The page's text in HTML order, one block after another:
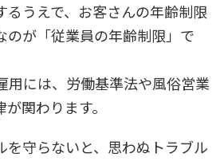
るうえで、お客さんの年齢制限
のが「従業員の年齢制限」で
用には、労働基準法や風俗営業
関わります。
を守らないと、思わぬトラブル